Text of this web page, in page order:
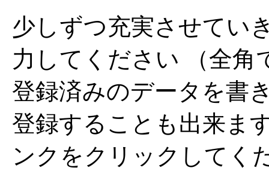
少しずつ充実させてい
力してください （全角
登録済みのデータを書
登録することも出来ま
ンクをクリックしてく